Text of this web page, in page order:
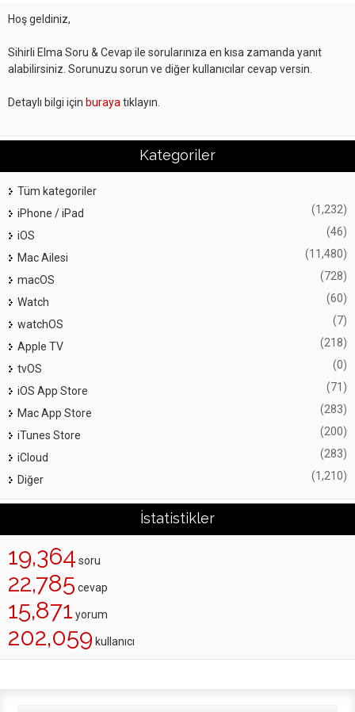
Hoş geldiniz,
Sihirli Elma Soru & Cevap ile sorularınıza en kısa zamanda yanıt
alabilirsiniz. Sorunuzu sorun ve diğer kullanıcılar cevap versin.
Detaylı bilgi için buraya tıklayın.
Kategoriler
Tüm kategoriler
iPhone / iPad
(1,232)
iOS (46)
Mac Ailesi (11,480)
macOS (728)
Watch (60)
watchOS (7)
Apple TV (218)
tvOS (0)
iOS App Store (71)
Mac App Store (283)
iTunes Store (200)
iCloud (283)
Diğer (1,210)
İstatistikler
19,364 soru
22,785 cevap
15,871 yorum
202,059 kullanıcı